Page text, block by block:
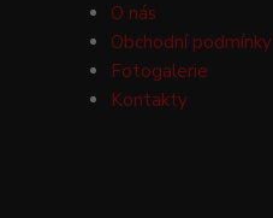
O nás
Obchodní podmínky
Fotogalerie
Kontakty